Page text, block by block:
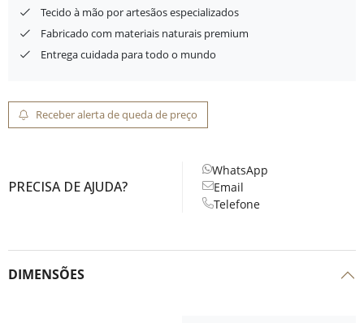
Tecido à mão por artesãos especializados
Fabricado com materiais naturais premium
Entrega cuidada para todo o mundo
Receber alerta de queda de preço
PRECISA DE AJUDA?
WhatsApp
Email
Telefone
DIMENSÕES